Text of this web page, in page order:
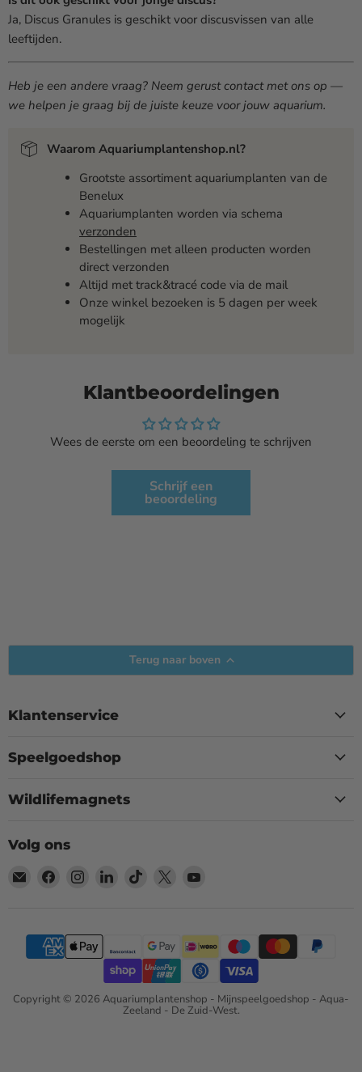
Ja, Discus Granules is geschikt voor discusvissen van alle
leeftijden.
Heb je een andere vraag? Neem gerust contact met ons op —
we helpen je graag bij de juiste keuze voor jouw aquarium.
Waarom Aquariumplantenshop.nl?
Grootste assortiment aquariumplanten van de
Benelux
Aquariumplanten worden via schema
verzonden
Bestellingen met alleen producten worden
direct verzonden
Altijd met track&tracé code via de mail
Onze winkel bezoeken is 5 dagen per week
mogelijk
Klantbeoordelingen
Wees de eerste om een beoordeling te schrijven
Schrijf een
beoordeling
Terug naar boven
Klantenservice
Speelgoedshop
Wildlifemagnets
Volg ons
Email
Vind
Vind
Vind
Vind
Vind
Copyright © 2026 Aquariumplantenshop - Mijnspeelgoedshop - Aqua-
Zeeland - De Zuid-West.